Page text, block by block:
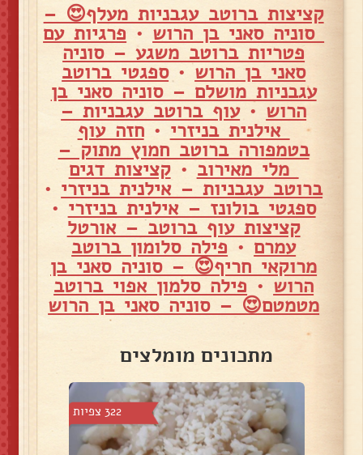
קציצות ברוטב עגבניות מעלף😍 –
סוניה סאני בן הרוש • פרגיות עם
פטריות ברוטב משגע – סוניה
סאני בן הרוש•ספגטי ברוטב
עגבניות מושלם – סוניה סאני בן
הרוש •עוף ברוטב עגבניות –
אילנית בניזרי •חזה עוף
בטמפורה ברוטב חמוץ מתוק –
מלי מאירוב •קציצות דגים
ברוטב עגבניות – אילנית בניזרי •
ספגטי בולונז – אילנית בניזרי •
קציצות עוף ברוטב – אורטל
עמרם • פילה סלומון ברוטב
מרוקאי חריף😍 – סוניה סאני בן
הרוש • פילה סלמון אפוי ברוטב
מטמטם😍 – סוניה סאני בן הרוש
מתכונים מומלצים
322 צפיות